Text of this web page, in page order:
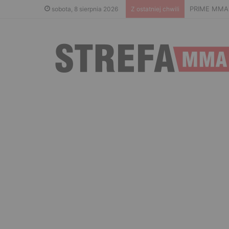
sobota, 8 sierpnia 2026 Z ostatniej chwili PRIME